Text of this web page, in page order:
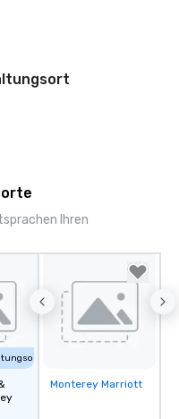
Ihren
Removed from
Monterey Marriott